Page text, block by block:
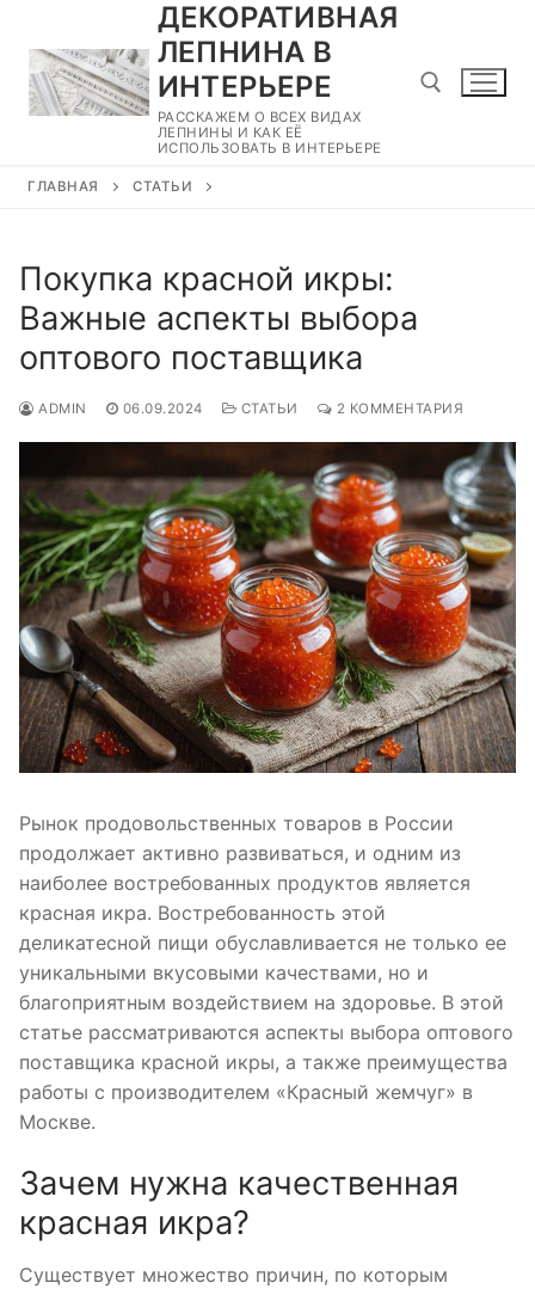
содержимому
ДЕКОРАТИВНАЯ
ЛЕПНИНА В
ИНТЕРЬЕРЕ
РАССКАЖЕМ О ВСЕХ ВИДАХ
ЛЕПНИНЫ И КАК ЕЁ
ИСПОЛЬЗОВАТЬ В ИНТЕРЬЕРЕ
ГЛАВНАЯ СТАТЬИ
Покупка красной икры:
Важные аспекты выбора
оптового поставщика
ADMIN 06.09.2024 СТАТЬИ 2 КОММЕНТАРИЯ
Рынок продовольственных товаров в России
продолжает активно развиваться, и одним из
наиболее востребованных продуктов является
красная икра. Востребованность этой
деликатесной пищи обуславливается не только ее
уникальными вкусовыми качествами, но и
благоприятным воздействием на здоровье. В этой
статье рассматриваются аспекты выбора оптового
поставщика красной икры, а также преимущества
работы с производителем «Красный жемчуг» в
Москве.
Зачем нужна качественная
красная икра?
Существует множество причин, по которым